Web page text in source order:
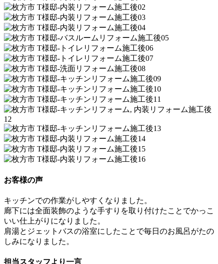
お客様の声
キッチンでの作業がしやすくなりました。
廊下には全面装飾のような手すりを取り付けたことでかっこ
いい仕上がりになりました。
肩湯とジェットバスの浴室にしたことで毎日のお風呂がたの
しみになりました。
担当スタッフより一言